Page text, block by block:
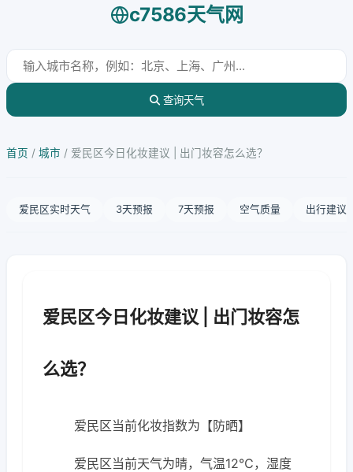
c7586天气网
查询天气
首页 / 城市 / 爱民区今日化妆建议 | 出门妆容怎么选？
爱民区实时天气 3天预报 7天预报 空气质量 出行建议
爱民区今日化妆建议 | 出门妆容怎
么选？
爱民区当前化妆指数为【防晒】
爱民区当前天气为晴，气温12℃，湿度